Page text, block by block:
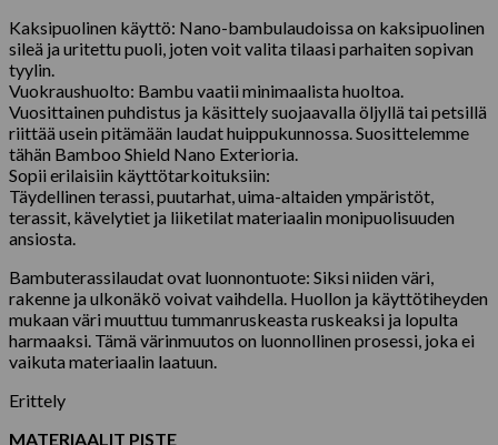
Kaksipuolinen käyttö: Nano-bambulaudoissa on kaksipuolinen
sileä ja uritettu puoli, joten voit valita tilaasi parhaiten sopivan
tyylin.
Vuokraushuolto: Bambu vaatii minimaalista huoltoa.
Vuosittainen puhdistus ja käsittely suojaavalla öljyllä tai petsillä
riittää usein pitämään laudat huippukunnossa. Suosittelemme
tähän Bamboo Shield Nano Exterioria.
Sopii erilaisiin käyttötarkoituksiin:
Täydellinen terassi, puutarhat, uima-altaiden ympäristöt,
terassit, kävelytiet ja liiketilat materiaalin monipuolisuuden
ansiosta.
Bambuterassilaudat ovat luonnontuote: Siksi niiden väri,
rakenne ja ulkonäkö voivat vaihdella. Huollon ja käyttötiheyden
mukaan väri muuttuu tummanruskeasta ruskeaksi ja lopulta
harmaaksi. Tämä värinmuutos on luonnollinen prosessi, joka ei
vaikuta materiaalin laatuun.
Erittely
MATERIAALIT PISTE